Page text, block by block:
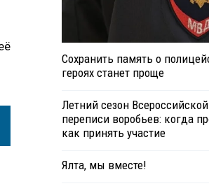
Сохранить память о
героях станет проще
Летний сезон Всероссийской
переписи воробьев: когда
как принять участие
Ялта, мы вместе!